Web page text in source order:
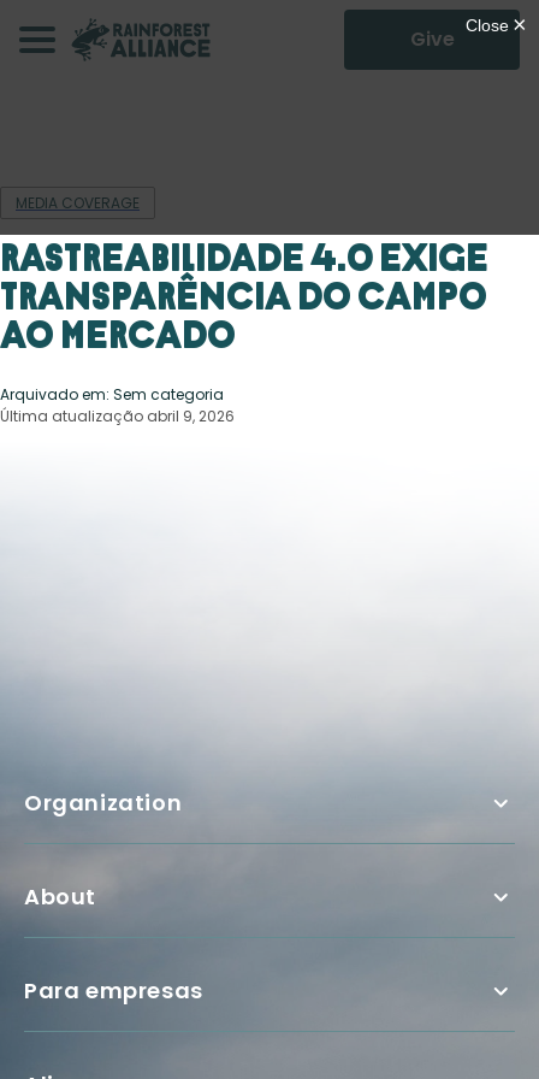
Give
MEDIA COVERAGE
Rastreabilidade 4.0 exige
transparência do campo
ao mercado
Arquivado em: Sem categoria
Última atualização abril 9, 2026
Organization
About
Para empresas